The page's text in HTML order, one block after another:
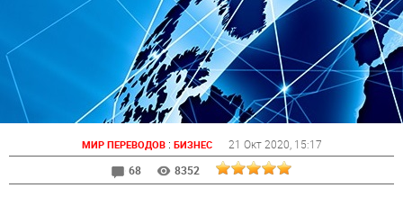
МИР ПЕРЕВОДОВ: БИЗНЕС 21 Окт 2020 , 15:17
68
8352